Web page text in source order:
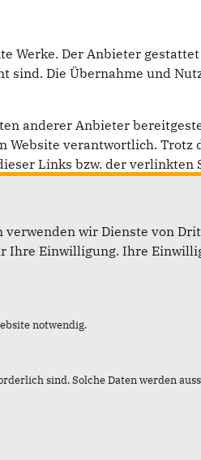
Der Anbieter
Die Übernahme und
anderer Anbieter
verantwortlich.
Links bzw. der verlinkten
Nordbaden
wir Dienste von
Einwilligung. Ihre
notwendig.
sind. Solche Daten werden